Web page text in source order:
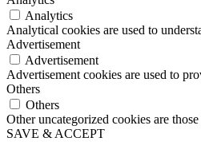
Analytics
Analytical cookies are used to
Advertisement
Advertisement
Advertisement cookies are used to
Others
Others
Other uncategorized cookies are
SAVE & ACCEPT